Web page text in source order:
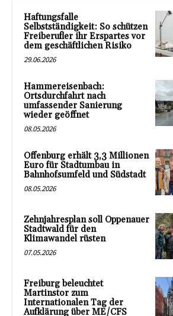
Haftungsfalle
Selbstständigkeit: So schützen
Freiberufler ihr Erspartes vor
dem geschäftlichen Risiko
29.06.2026
Hammereisenbach:
Ortsdurchfahrt nach
umfassender Sanierung
wieder geöffnet
08.05.2026
Offenburg erhält 3,3 Millionen
Euro für Stadtumbau in
Bahnhofsumfeld und Südstadt
08.05.2026
Zehnjahresplan soll Oppenauer
Stadtwald für den
Klimawandel rüsten
07.05.2026
Freiburg beleuchtet
Martinstor zum
Internationalen Tag der
Aufklärung über ME/CFS